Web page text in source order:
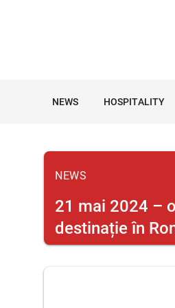
NEWS HOSPITALITY
NEWS
21 mai 2024 –
destinație în